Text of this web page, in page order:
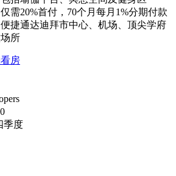
需20%首付，70个月每月1%分期付款
捷通达迪拜市中心、机场、顶尖学府
所
房
季度